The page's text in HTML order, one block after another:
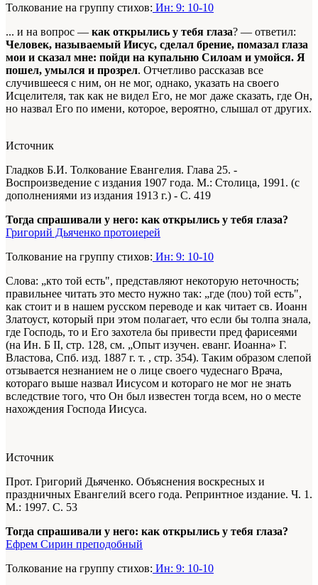
Толкование на группу стихов: Ин: 9: 10-10
... и на вопрос — как открылись у тебя глаза? — ответил:
Человек, называемый Иисус, сделал брение, помазал глаза
мои и сказал мне: пойди на купальню Силоам и умойся. Я
пошел, умылся и прозрел. Отчетливо рассказав все
случившееся с ним, он не мог, однако, указать на своего
Исцелителя, так как не видел Его, не мог даже сказать, где Он,
но назвал Его по имени, которое, вероятно, слышал от других.
Источник
Гладков Б.И. Толкование Евангелия. Глава 25. -
Воспроизведение с издания 1907 года. М.: Столица, 1991. (с
дополнениями из издания 1913 г.) - С. 419
Тогда спрашивали у него: как открылись у тебя глаза?
Григорий Дьяченко протоиерей
Толкование на группу стихов: Ин: 9: 10-10
Слова: „кто той есть", представляют некоторую неточность;
правильнее читать это место нужно так: „где (που) той есть",
как стоит и в нашем русском переводе и как читает св. Иоанн
Златоуст, который при этом полагает, что если бы толпа знала,
где Господь, то и Его захотела бы привести пред фарисеями
(на Ин. Б II, стр. 128, см. „Опыт изучен. еванг. Иоанна» Г.
Властова, Спб. изд. 1887 г. т. , стр. 354). Таким образом слепой
отзывается незнанием не о лице своего чудеснаго Врача,
котораго выше назвал Иисусом и котораго не мог не знать
вследствие того, что Он был известен тогда всем, но о месте
нахождения Господа Иисуса.
Источник
Прот. Григорий Дьяченко. Объяснения воскресных и
праздничных Евангелий всего года. Репринтное издание. Ч. 1.
М.: 1997. С. 53
Тогда спрашивали у него: как открылись у тебя глаза?
Ефрем Сирин преподобный
Толкование на группу стихов: Ин: 9: 10-10